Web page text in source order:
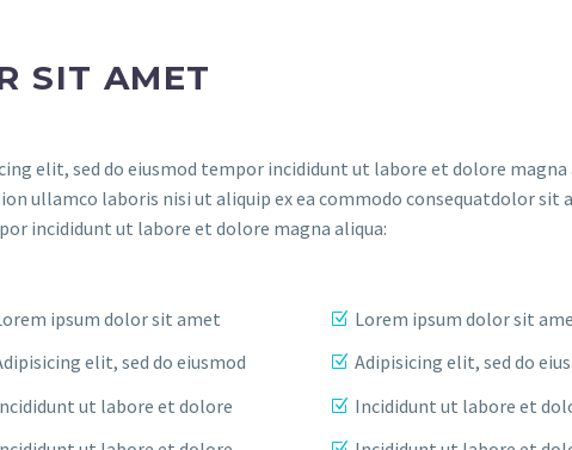
SIT AMET
elit, sed do eiusmod tempor incididunt ut labore et dolore magna
ullamco laboris nisi ut aliquip ex ea commodo consequatdolor sit
incididunt ut labore et dolore magna aliqua:
ipsum dolor sit amet
elit, sed do eiusmod
ut labore et dolore
Lorem ipsum dolor sit
Adipisicing elit, sed do
Incididunt ut labore et